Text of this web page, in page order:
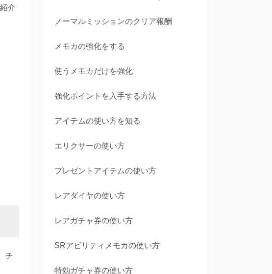
介
チ
ノーマルミッションのクリア報酬
メモカの強化をする
使うメモカだけを強化
強化ポイントを入手する方法
アイテムの使い方を知る
エリクサーの使い方
プレゼントアイテムの使い方
レアダイヤの使い方
レアガチャ券の使い方
SRアビリティメモカの使い方
特効ガチャ券の使い方